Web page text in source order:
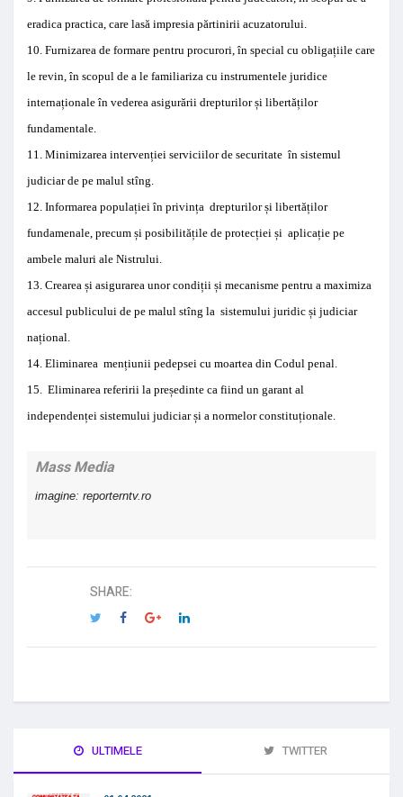
eradica practica, care lasă impresia părtinirii acuzatorului.
10. Furnizarea de formare pentru procurori,în special cu obligațiile care
le revin, în scopul de a le familiariza cu instrumentele juridice
internaționale în vederea asigurării drepturilor și libertăților
fundamentale.
11. Minimizarea intervenției serviciilor de securitate în sistemul
judiciar de pe malul stîng.
12. Informarea populațieiîn privința drepturilor și libertăților
fundamenale, precum și posibilitățile de protecției și aplicație pe
ambele maluri ale Nistrului.
13. Crearea și asigurarea unor condiții și mecanisme pentru a maximiza
accesul publicului de pe malul stîng la sistemului juridic și judiciar
național.
14. Eliminarea mențiunii pedepsei cu moartea din Codul penal.
15. Eliminarea referirii la președinte ca fiind un garant al
independenței sistemului judiciar și a normelor constituționale.
Mass Media
imagine: reporterntv.ro
SHARE:
ULTIMELE TWITTER